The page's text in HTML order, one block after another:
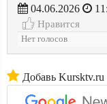
04.06.2026
Нравится
Нет голосов
Добавь Kursktv.ru